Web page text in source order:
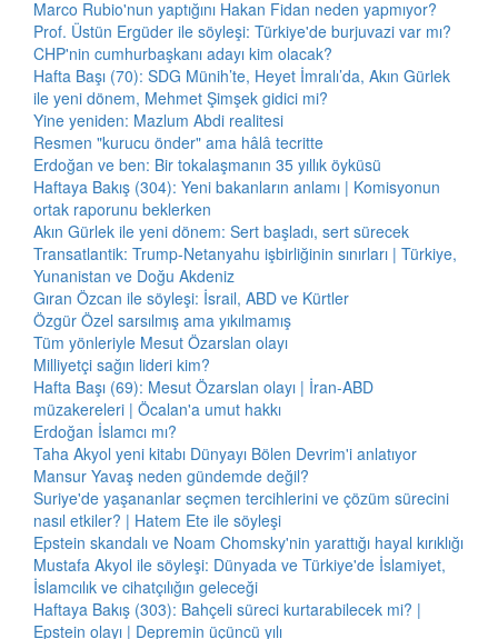
Marco Rubio'nun yaptığını Hakan Fidan neden yapmıyor?
Prof. Üstün Ergüder ile söyleşi: Türkiye'de burjuvazi var mı?
CHP'nin cumhurbaşkanı adayı kim olacak?
Hafta Başı (70): SDG Münih’te, Heyet İmralı’da, Akın Gürlek
ile yeni dönem, Mehmet Şimşek gidici mi?
Yine yeniden: Mazlum Abdi realitesi
Resmen "kurucu önder" ama hâlâ tecritte
Erdoğan ve ben: Bir tokalaşmanın 35 yıllık öyküsü
Haftaya Bakış (304): Yeni bakanların anlamı | Komisyonun
ortak raporunu beklerken
Akın Gürlek ile yeni dönem: Sert başladı, sert sürecek
Transatlantik: Trump-Netanyahu işbirliğinin sınırları | Türkiye,
Yunanistan ve Doğu Akdeniz
Gıran Özcan ile söyleşi: İsrail, ABD ve Kürtler
Özgür Özel sarsılmış ama yıkılmamış
Tüm yönleriyle Mesut Özarslan olayı
Milliyetçi sağın lideri kim?
Hafta Başı (69): Mesut Özarslan olayı | İran-ABD
müzakereleri | Öcalan'a umut hakkı
Erdoğan İslamcı mı?
Taha Akyol yeni kitabı Dünyayı Bölen Devrim'i anlatıyor
Mansur Yavaş neden gündemde değil?
Suriye'de yaşananlar seçmen tercihlerini ve çözüm sürecini
nasıl etkiler? | Hatem Ete ile söyleşi
Epstein skandalı ve Noam Chomsky'nin yarattığı hayal kırıklığı
Mustafa Akyol ile söyleşi: Dünyada ve Türkiye'de İslamiyet,
İslamcılık ve cihatçılığın geleceği
Haftaya Bakış (303): Bahçeli süreci kurtarabilecek mi? |
Epstein olayı | Depremin üçüncü yılı